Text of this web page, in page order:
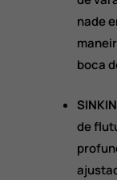
nade
boca
de